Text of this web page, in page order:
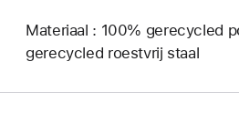
Materiaal : 100% gerecycled
gerecycled roestvrij staal